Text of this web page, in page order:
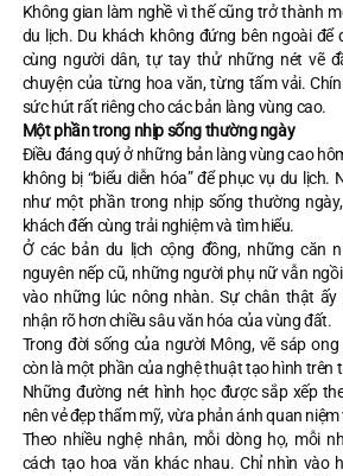
Không gian làm nghề vì thế cũng trở thành
du lịch. Du khách không đứng bên ngoài để
cùng người dân, tự tay thử những nét vẽ
chuyện của từng hoa văn, từng tấm vải.
sức hút rất riêng cho các bản làng vùng cao.
Một phần trong nhịp sống thường ngày
Điều đáng quý ở những bản làng vùng cao
không bị “biểu diễn hóa” để phục vụ du lịch.
như một phần trong nhịp sống thường
khách đến cùng trải nghiệm và tìm hiểu.
Ở các bản du lịch cộng đồng, những căn
nguyên nếp cũ, những người phụ nữ vẫn
vào những lúc nông nhàn. Sự chân thật ấy
nhận rõ hơn chiều sâu văn hóa của vùng đất.
Trong đời sống của người Mông, vẽ sáp
còn là một phần của nghệ thuật tạo hình trên
Những đường nét hình học được sắp xếp
nên vẻ đẹp thẩm mỹ, vừa phản ánh quan
Theo nhiều nghệ nhân, mỗi dòng họ, mỗi
cách tạo hoa văn khác nhau. Chỉ nhìn vào